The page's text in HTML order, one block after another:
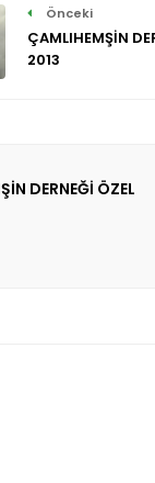
Önceki
ÇAMLIHEMŞİN
2013
DERNEĞİ ÖZEL